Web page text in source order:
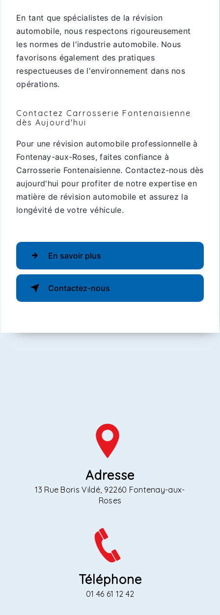
En tant que spécialistes de la révision
automobile, nous respectons rigoureusement
les normes de l'industrie automobile. Nous
favorisons également des pratiques
respectueuses de l'environnement dans nos
opérations.
Contactez Carrosserie Fontenaisienne
dès Aujourd'hui
Pour une révision automobile professionnelle à
Fontenay-aux-Roses, faites confiance à
Carrosserie Fontenaisienne. Contactez-nous dès
aujourd'hui pour profiter de notre expertise en
matière de révision automobile et assurez la
longévité de votre véhicule.
En savoir plus
Contactez-nous
Adresse
13 Rue Boris Vildé, 92260 Fontenay-aux-
Roses
Téléphone
01 46 61 12 42